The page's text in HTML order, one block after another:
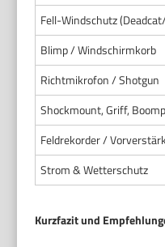
Fell-Windschutz
Blimp / Windschirmkorb
Richtmikrofon / Shotgun
Shockmount, Griff,
Feldrekorder /
Strom & Wetterschutz
Kurzfazit und